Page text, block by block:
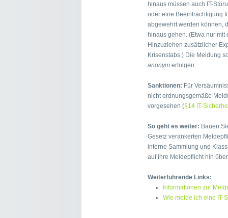
hinaus müssen auch IT-
oder eine Beeinträchtigung
abgewehrt werden können,
hinaus gehen. (Etwa nur
Hinzuziehen zusätzlicher
Krisenstabs.) Die Meldung
anonym erfolgen.
Sanktionen: Für
nicht ordnungsgemäße
vorgesehen (§14 IT-
So geht es weiter: Bauen
Gesetz verankerten
interne Sammlung und
auf ihre Meldepflicht hin
Weiterführende Links:
Informationen zur
Wie melde ich eine IT-